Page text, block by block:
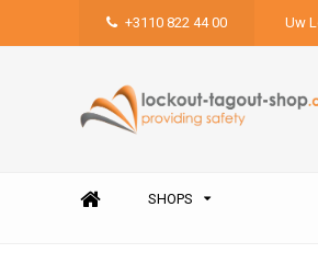
+3110 822 44 00 Uw
SHOPS